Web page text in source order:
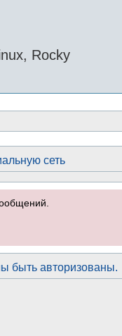
Rocky
сеть
быть авторизованы.